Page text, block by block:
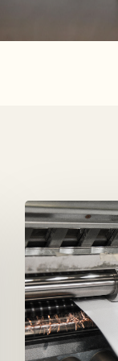
L’IMPRESSION
EN
LIGNE